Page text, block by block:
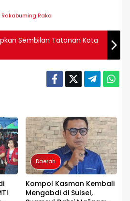
Rakabuming Raka
Sembilan Tatanan Kota
Daerah
Kompol Kasman Kembali
Mengabdi di Sulsel,